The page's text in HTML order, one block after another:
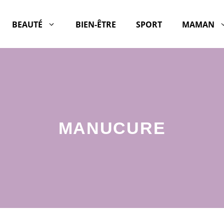
BEAUTÉ BIEN-ÊTRE SPORT MAMAN
MANUCURE